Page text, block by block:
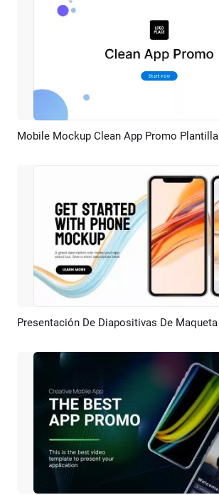
Previsualizar Crear IA
Mobile Mockup Clean App Promo Plantilla
Previsualizar Crear IA